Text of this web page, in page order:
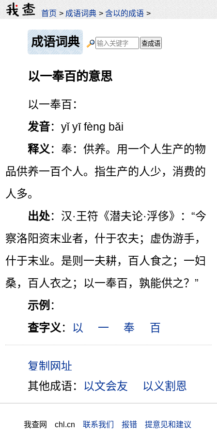
首页 > 成语词典 >含以的成语 >
成语词典
以一奉百的意思
以一奉百：
发音：yǐ yī fèng bǎi
释义 ：奉：供养。用一个人生产的物
品供养一百个人。指生产的人少，消费的
人多。
出处：汉·王符《潜夫论·浮侈》：“今
察洛阳资末业者，什于农夫；虚伪游手，
什于末业。是则一夫耕，百人食之；一妇
桑，百人衣之；以一奉百，孰能供之？”
示例 ：
查字义 ： 以 一 奉 百
其他成语： 以文会友 以义割恩
我查网 chl.cn 联系我们 报错 提意见和建议